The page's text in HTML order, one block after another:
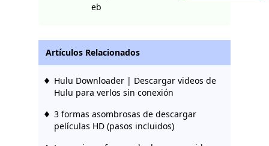
eb
Artículos Relacionados
Hulu Downloader | Descargar videos de
Hulu para verlos sin conexión
3 formas asombrosas de descargar
películas HD (pasos incluidos)